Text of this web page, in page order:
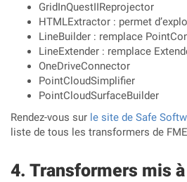
GridInQuestIIReprojector
HTMLExtractor : permet
LineBuilder : remplace
LineExtender : remplace
OneDriveConnector
PointCloudSimplifier
PointCloudSurfaceBuilder
Rendez-vous sur le site de Safe
liste de tous les transformers de
Transformers mis